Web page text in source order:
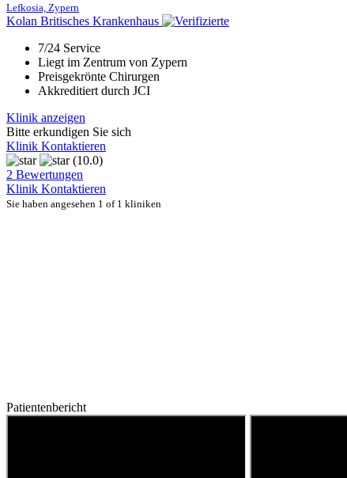
Lefkosia, Zypern
Kolan Britisches Krankenhaus
7/24 Service
Liegt im Zentrum von Zypern
Preisgekrönte Chirurgen
Akkreditiert durch JCI
Klinik anzeigen
Bitte erkundigen Sie sich
Klinik Kontaktieren
(10.0)
2 Bewertungen
Klinik Kontaktieren
Sie haben angesehen 1 of 1 kliniken
Patientenbericht